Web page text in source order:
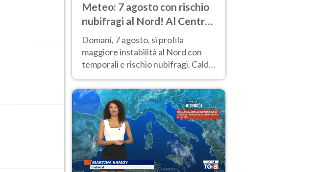
Meteo: 7 agosto con rischio
nubifragi al Nord! Al Centro-
Sud caldo estremo
Domani, 7 agosto, si profila
maggiore instabilità al Nord con
temporali e rischio nubifragi. Caldo
previsioni.